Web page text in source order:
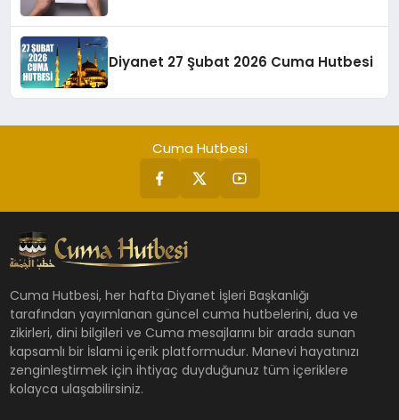
Diyanet 27 Şubat 2026 Cuma Hutbesi
Cuma Hutbesi
Cuma Hutbesi, her hafta Diyanet İşleri Başkanlığı
tarafından yayımlanan güncel cuma hutbelerini, dua ve
zikirleri, dini bilgileri ve Cuma mesajlarını bir arada sunan
kapsamlı bir İslami içerik platformudur. Manevi hayatınızı
zenginleştirmek için ihtiyaç duyduğunuz tüm içeriklere
kolayca ulaşabilirsiniz.